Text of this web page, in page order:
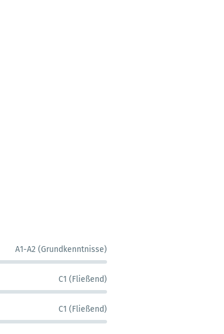
A1-A2 (Grundkenntnisse)
C1 (Fließend)
C1 (Fließend)